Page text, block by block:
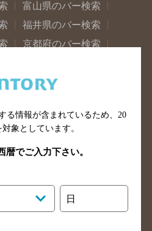
富山県のバー検索
福井県のバー検索
京都府のバー検索
和歌山県のバー検索
鳥取県のバー検索
愛媛県のバー検索
佐賀県のバー検索
熊本県のバー検索
る情報が含まれているため、 20
象としています。
暦でご入力下さい。
日